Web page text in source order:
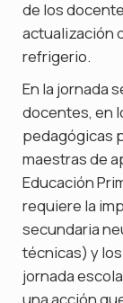
de los
actualización
refrigerio.
En la jornada
docentes, en
pedagógicas
maestras de
Educación
requiere la
secundaria
técnicas) y
jornada